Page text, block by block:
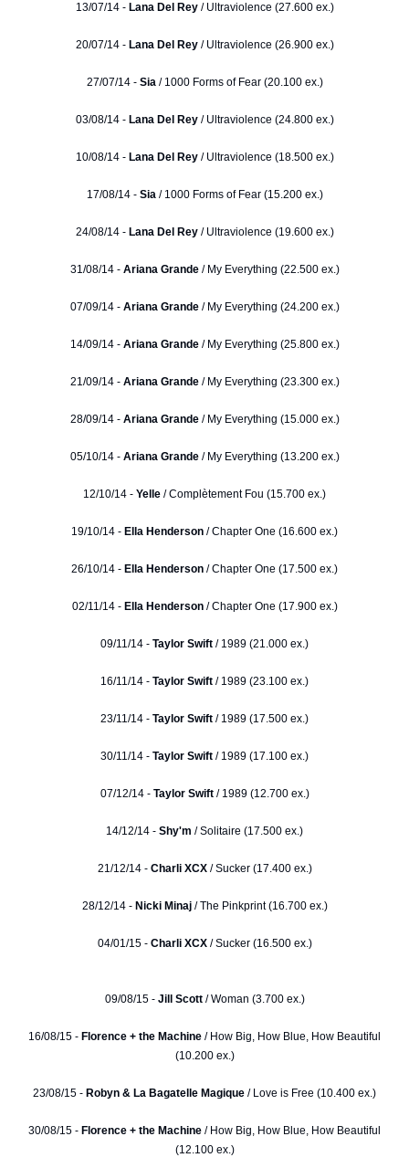
13/07/14 -Lana Del Rey / Ultraviolence (27.600 ex.)
20/07/14 -Lana Del Rey/ Ultraviolence (26.900 ex.)
27/07/14 - Sia / 1000 Forms of Fear (20.100 ex.)
03/08/14 - Lana Del Rey / Ultraviolence (24.800 ex.)
10/08/14 - Lana Del Rey/ Ultraviolence (18.500 ex.)
17/08/14 - Sia / 1000 Forms of Fear (15.200 ex.)
24/08/14 -Lana Del Rey/ Ultraviolence (19.600 ex.)
31/08/14 - Ariana Grande/ My Everything (22.500 ex.)
07/09/14 - Ariana Grande/ My Everything (24.200 ex.)
14/09/14 - Ariana Grande/ My Everything (25.800 ex.)
21/09/14 - Ariana Grande/ My Everything (23.300 ex.)
28/09/14 - Ariana Grande/ My Everything (15.000 ex.)
05/10/14 -Ariana Grande/ My Everything (13.200 ex.)
12/10/14 - Yelle / Complètement Fou (15.700 ex.)
19/10/14 - Ella Henderson / Chapter One (16.600 ex.)
26/10/14 - Ella Henderson / Chapter One (17.500 ex.)
02/11/14 - Ella Henderson/ Chapter One (17.900 ex.)
09/11/14 - Taylor Swift / 1989 (21.000 ex.)
16/11/14 - Taylor Swift / 1989 (23.100 ex.)
23/11/14 - Taylor Swift / 1989 (17.500 ex.)
30/11/14 - Taylor Swift / 1989 (17.100 ex.)
07/12/14 - Taylor Swift/ 1989 (12.700 ex.)
14/12/14 - Shy'm / Solitaire (17.500 ex.)
21/12/14 - Charli XCX/ Sucker (17.400 ex.)
28/12/14 -Nicki Minaj/ The Pinkprint (16.700 ex.)
04/01/15 - Charli XCX/ Sucker (16.500 ex.)
09/08/15 - Jill Scott / Woman (3.700 ex.)
16/08/15 - Florence + the Machine / How Big, How Blue, How Beautiful
(10.200 ex.)
23/08/15 - Robyn & La Bagatelle Magique / Love is Free (10.400 ex.)
30/08/15 - Florence + the Machine / How Big, How Blue, How Beautiful
(12.100 ex.)